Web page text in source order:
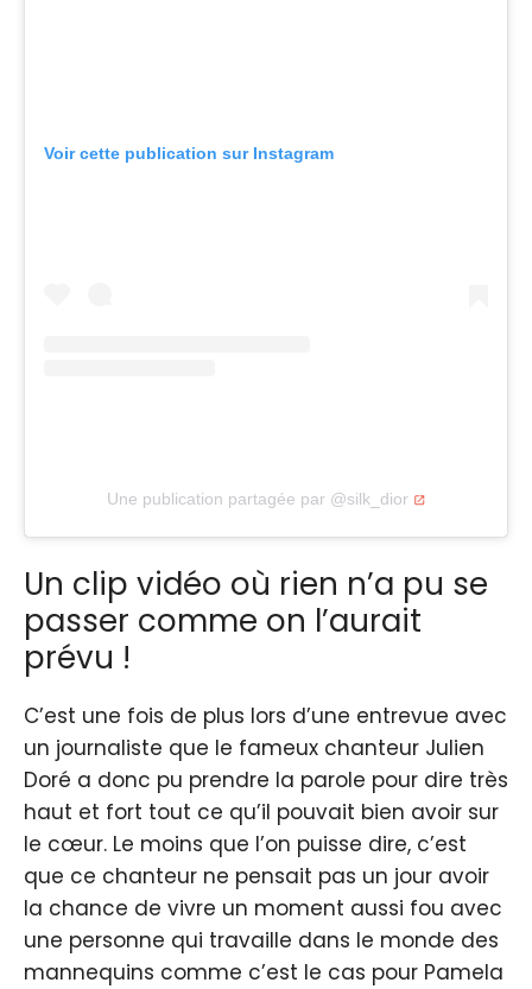
Voir cette publication sur Instagram
Une publication partagée par @silk_dior
Un clip vidéo où rien n’a pu se
passer comme on l’aurait
prévu !
C’est une fois de plus lors d’une entrevue avec
un journaliste que le fameux chanteur Julien
Doré a donc pu prendre la parole pour dire très
haut et fort tout ce qu’il pouvait bien avoir sur
le cœur. Le moins que l’on puisse dire, c’est
que ce chanteur ne pensait pas un jour avoir
la chance de vivre un moment aussi fou avec
une personne qui travaille dans le monde des
mannequins comme c’est le cas pour Pamela